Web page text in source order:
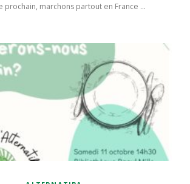
prochain, marchons partout en France …